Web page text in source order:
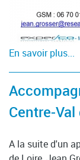
En savoir plus...
Centre-Val
A la suite d'un